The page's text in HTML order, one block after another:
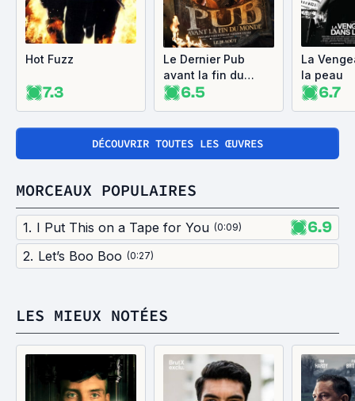
Hot Fuzz
7.3
Le Dernier Pub
avant la fin du
monde
6.5
La
la peau
6.7
DÉCOUVRIR TOUTES LES ŒUVRES
MORCEAUX POPULAIRES
1. I Put This on a Tape for You (0:09) 6.9
2. Let’s Boo Boo (0:27)
LES MIEUX NOTÉES